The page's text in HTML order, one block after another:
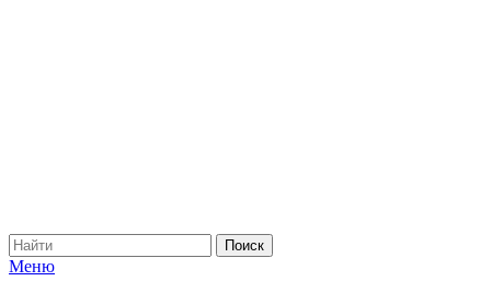
Меню